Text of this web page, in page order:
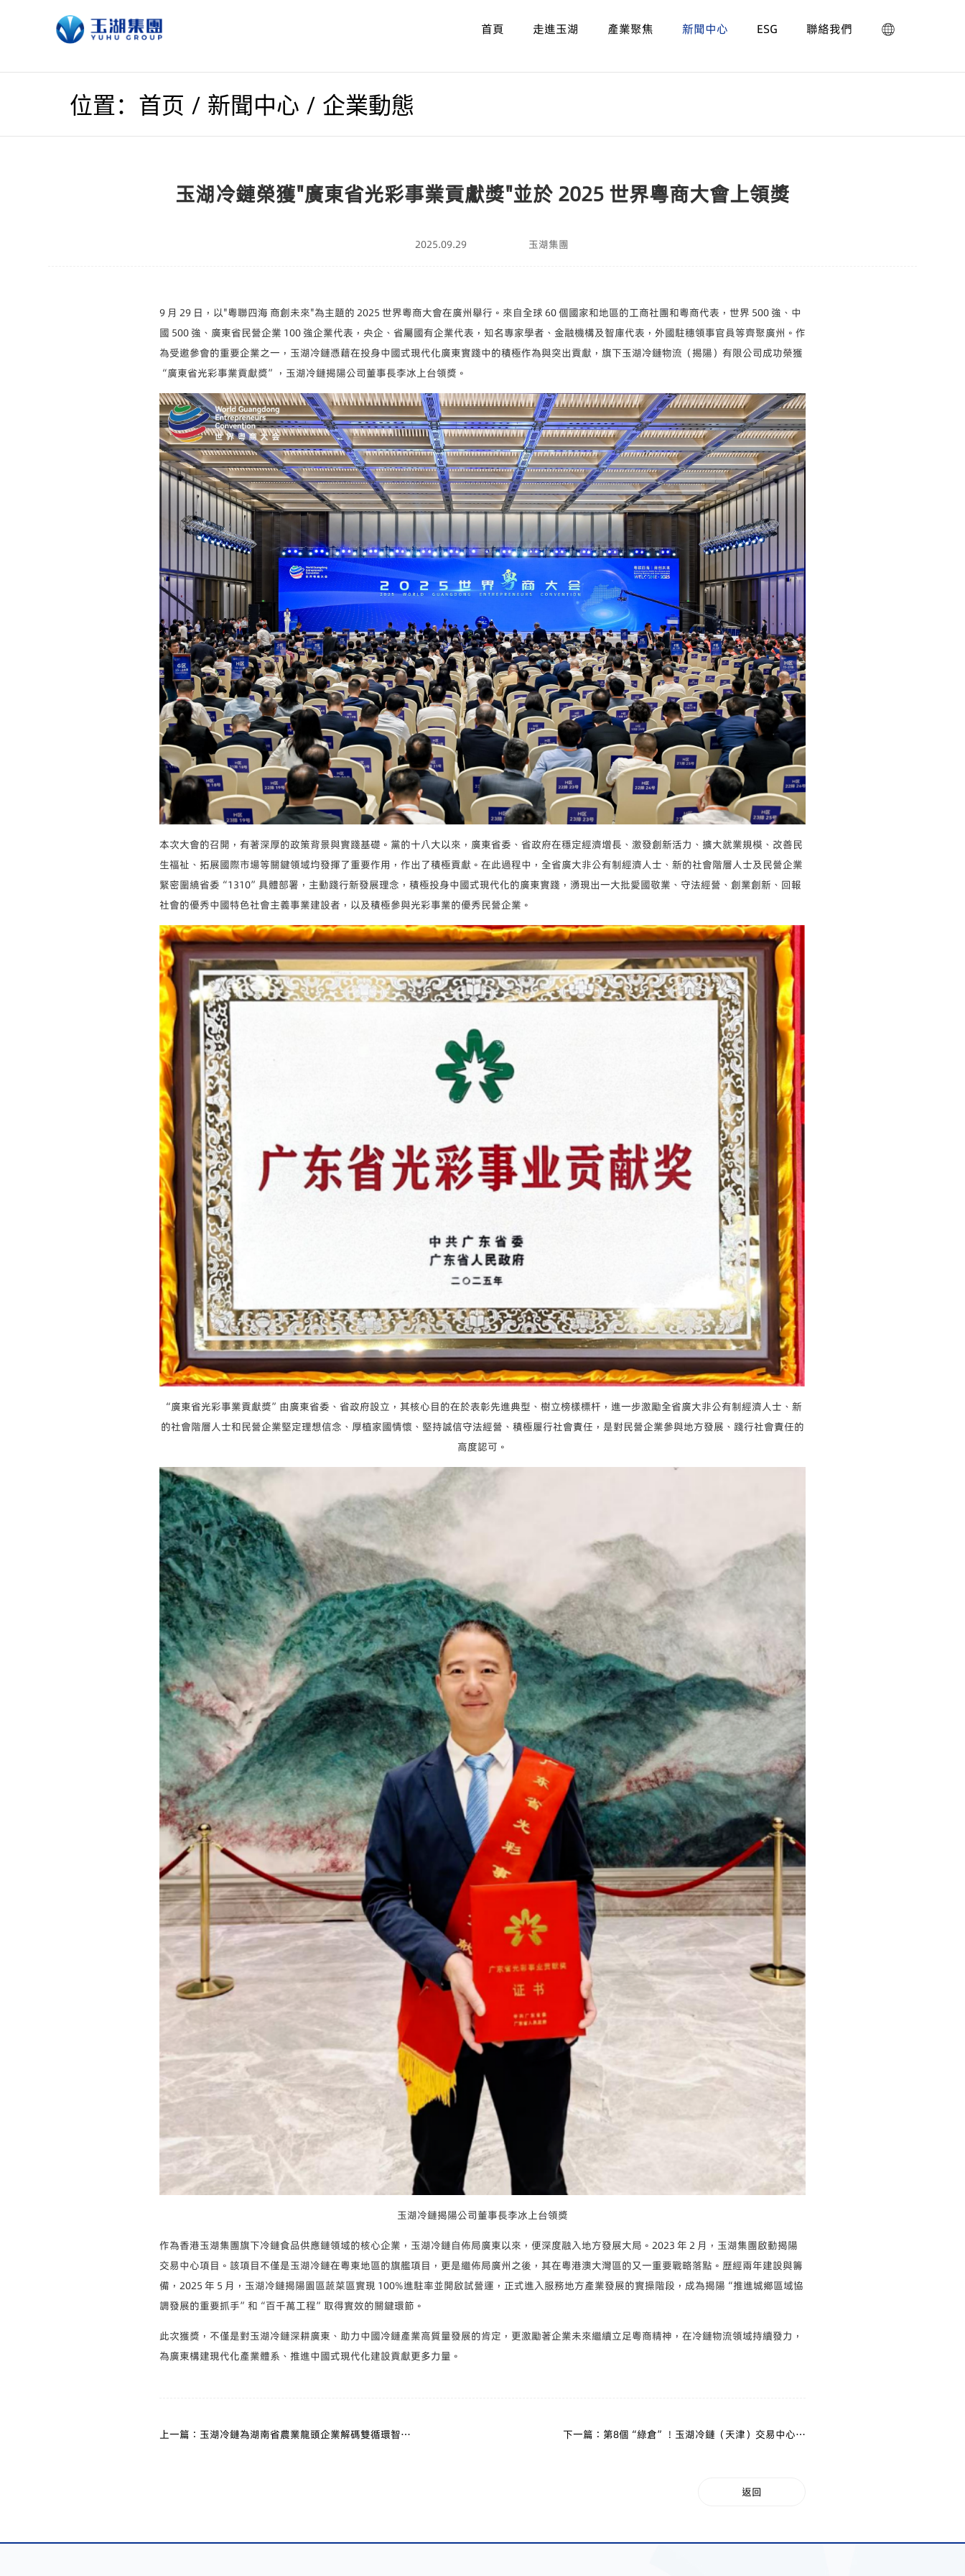
首頁 走進玉湖 產業聚焦 新聞中心 ESG 聯絡我們
位置：首页 / 新聞中心 / 企業動態
玉湖冷鏈榮獲"廣東省光彩事業貢獻獎"並於 2025 世界粵商大會上領獎
2025.09.29 玉湖集團
9 月 29 日，以"粵聯四海 商創未來"為主題的 2025 世界粵商大會在廣州舉行。來自全球 60 個國家和地區的工商社團和粵商代表，世界 500 強、中
國 500 強、廣東省民營企業 100 強企業代表，央企、省屬國有企業代表，知名專家學者、金融機構及智庫代表，外國駐穗領事官員等齊聚廣州。作
為受邀參會的重要企業之一，玉湖冷鏈憑藉在投身中國式現代化廣東實踐中的積極作為與突出貢獻，旗下玉湖冷鏈物流（揭陽）有限公司成功榮獲
“廣東省光彩事業貢獻獎”，玉湖冷鏈揭陽公司董事長李冰上台領獎。
本次大會的召開，有著深厚的政策背景與實踐基礎。黨的十八大以來，廣東省委、省政府在穩定經濟增長、激發創新活力、擴大就業規模、改善民
生福祉、拓展國際市場等關鍵領域均發揮了重要作用，作出了積極貢獻。在此過程中，全省廣大非公有制經濟人士、新的社會階層人士及民營企業
緊密圍繞省委“1310”具體部署，主動踐行新發展理念，積極投身中國式現代化的廣東實踐，湧現出一大批愛國敬業、守法經營、創業創新、回報
社會的優秀中國特色社會主義事業建設者，以及積極參與光彩事業的優秀民營企業。
“廣東省光彩事業貢獻獎”由廣東省委、省政府設立，其核心目的在於表彰先進典型、樹立榜樣標杆，進一步激勵全省廣大非公有制經濟人士、新
的社會階層人士和民營企業堅定理想信念、厚植家國情懷、堅持誠信守法經營、積極履行社會責任，是對民營企業參與地方發展、踐行社會責任的
高度認可。
玉湖冷鏈揭陽公司董事長李冰上台領獎
作為香港玉湖集團旗下冷鏈食品供應鏈領域的核心企業，玉湖冷鏈自佈局廣東以來，便深度融入地方發展大局。2023 年 2 月，玉湖集團啟動揭陽
交易中心項目。該項目不僅是玉湖冷鏈在粵東地區的旗艦項目，更是繼佈局廣州之後，其在粵港澳大灣區的又一重要戰略落點。歷經兩年建設與籌
備，2025 年 5 月，玉湖冷鏈揭陽園區蔬菜區實現 100%進駐率並開啟試營運，正式進入服務地方產業發展的實操階段，成為揭陽“推進城鄉區域協
調發展的重要抓手”和“百千萬工程”取得實效的關鍵環節。
此次獲獎，不僅是對玉湖冷鏈深耕廣東、助力中國冷鏈產業高質量發展的肯定，更激勵著企業未來繼續立足粵商精神，在冷鏈物流領域持續發力，
為廣東構建現代化產業體系、推進中國式現代化建設貢獻更多力量。
上一篇：玉湖冷鏈為湖南省農業龍頭企業解碼雙循環智慧
下一篇：第8個“綠倉”！玉湖冷鏈（天津）交易中心獲
返回